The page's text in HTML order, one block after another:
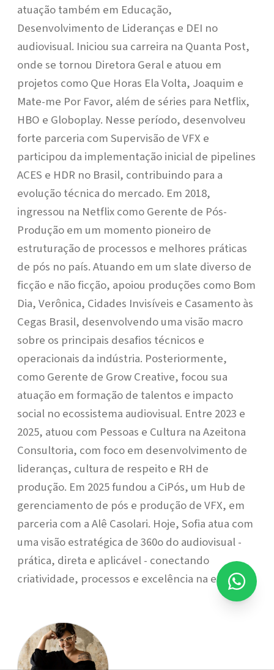
atuação também em Educação,
Desenvolvimento de Lideranças e DEI no
audiovisual. Iniciou sua carreira na Quanta Post,
onde se tornou Diretora Geral e atuou em
projetos como Que Horas Ela Volta, Joaquim e
Mate-me Por Favor, além de séries para Netflix,
HBO e Globoplay. Nesse período, desenvolveu
forte parceria com Supervisão de VFX e
participou da implementação inicial de pipelines
ACES e HDR no Brasil, contribuindo para a
evolução técnica do mercado. Em 2018,
ingressou na Netflix como Gerente de Pós-
Produção em um momento pioneiro de
estruturação de processos e melhores práticas
de pós no país. Atuando em um slate diverso de
ficção e não ficção, apoiou produções como Bom
Dia, Verônica, Cidades Invisíveis e Casamento às
Cegas Brasil, desenvolvendo uma visão macro
sobre os principais desafios técnicos e
operacionais da indústria. Posteriormente,
como Gerente de Grow Creative, focou sua
atuação em formação de talentos e impacto
social no ecossistema audiovisual. Entre 2023 e
2025, atuou com Pessoas e Cultura na Azeitona
Consultoria, com foco em desenvolvimento de
lideranças, cultura de respeito e RH de
produção. Em 2025 fundou a CiPós, um Hub de
gerenciamento de pós e produção de VFX, em
parceria com a Alê Casolari. Hoje, Sofia atua com
uma visão estratégica de 360o do audiovisual -
prática, direta e aplicável - conectando
criatividade, processos e excelência na entrega.